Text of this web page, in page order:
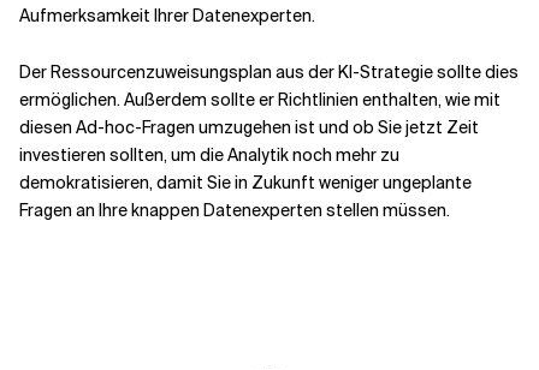
Aufmerksamkeit Ihrer Datenexperten.
Der Ressourcenzuweisungsplan aus der KI-Strategie sollte dies
ermöglichen. Außerdem sollte er Richtlinien enthalten, wie mit
diesen Ad-hoc-Fragen umzugehen ist und ob Sie jetzt Zeit
investieren sollten, um die Analytik noch mehr zu
demokratisieren, damit Sie in Zukunft weniger ungeplante
Fragen an Ihre knappen Datenexperten stellen müssen.